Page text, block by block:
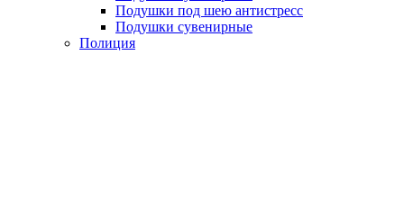
Подушки под шею антистресс
Подушки сувенирные
Полиция